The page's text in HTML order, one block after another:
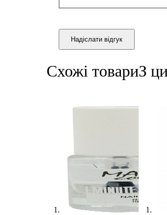
Надіслати відгук
Схожі товариЗ